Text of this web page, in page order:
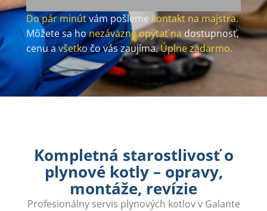
Do pár minútvám pošleme kontakt na majstra.
Môžete sa honezáväzne opýtať na dostupnosť,
cenu avšetkočo vás zaujíma.Úplne zadarmo.
Kompletná starostlivosť o
plynové kotly – opravy,
montáže, revízie
Profesionálny servis plynových kotlov v Galante